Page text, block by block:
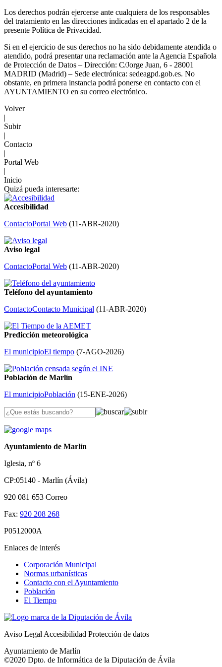
Los derechos podrán ejercerse ante cualquiera de los responsables
del tratamiento en las direcciones indicadas en el apartado 2 de la
presente Política de Privacidad.
Si en el ejercicio de sus derechos no ha sido debidamente atendida o
atendido, podrá presentar una reclamación ante la Agencia Española
de Protección de Datos – Dirección: C/Jorge Juan, 6 - 28001
MADRID (Madrid) – Sede electrónica: sedeagpd.gob.es. No
obstante, en primera instancia podrá ponerse en contacto con el
AYUNTAMIENTO en su correo electrónico.
Volver
|
Subir
|
Contacto
|
Portal Web
|
Inicio
Quizá pueda interesarte:
Accesibilidad
ContactoPortal Web (11-ABR-2020)
Aviso legal
ContactoPortal Web (11-ABR-2020)
Teléfono del ayuntamiento
ContactoContacto Municipal (11-ABR-2020)
Predicción meteorológica
El municipioEl tiempo (7-AGO-2026)
Población de Marlín
El municipioPoblación (15-ENE-2026)
Ayuntamiento de Marlín
Iglesia, nº 6
CP:05140 - Marlín (Ávila)
920 081 653 Correo
Fax: 920 208 268
P0512000A
Enlaces de interés
Corporación Municipal
Normas urbanísticas
Contacto con el Ayuntamiento
Población
El Tiempo
Aviso Legal Accesibilidad Protección de datos
Ayuntamiento de Marlín
©2020 Dpto. de Informática de la Diputación de Ávila